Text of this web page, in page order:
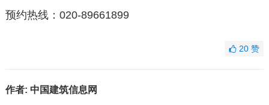
预约热线：020-89661899
20赞
作者: 中国建筑信息网